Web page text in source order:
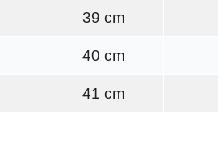
39 cm
40 cm
41 cm